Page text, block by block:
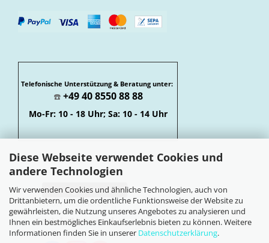
Diese Webseite verwendet Cookies und
andere Technologien
Wir verwenden Cookies und ähnliche Technologien, auch von
Drittanbietern, um die ordentliche Funktionsweise der Website zu
gewährleisten, die Nutzung unseres Angebotes zu analysieren und
Ihnen ein bestmögliches Einkaufserlebnis bieten zu können. Weitere
Informationen finden Sie in unserer Datenschutzerklärung.
Telefonische Unterstützung & Beratung unter:
☎️ +49 40 8550 88 88
Mo-Fr: 10 - 18 Uhr; Sa: 10 - 14 Uhr
Vertrag widerrufen
Widerrufsbelehrung
Soziale Netzwerke